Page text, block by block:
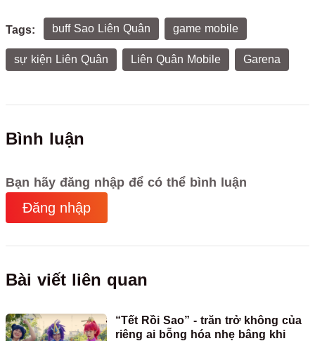
Tags: buff Sao Liên Quân game mobile
sự kiện Liên Quân Liên Quân Mobile Garena
Bình luận
Bạn hãy đăng nhập để có thể bình luận
Đăng nhập
Bài viết liên quan
“Tết Rồi Sao” - trăn trở không của
riêng ai bỗng hóa nhẹ bâng khi